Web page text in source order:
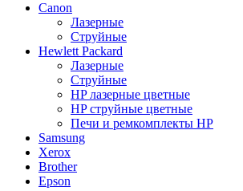
Canon
Лазерные
Струйные
Hewlett Packard
Лазерные
Струйные
HP лазерные цветные
HP струйные цветные
Печи и ремкомплекты HP
Samsung
Xerox
Brother
Epson